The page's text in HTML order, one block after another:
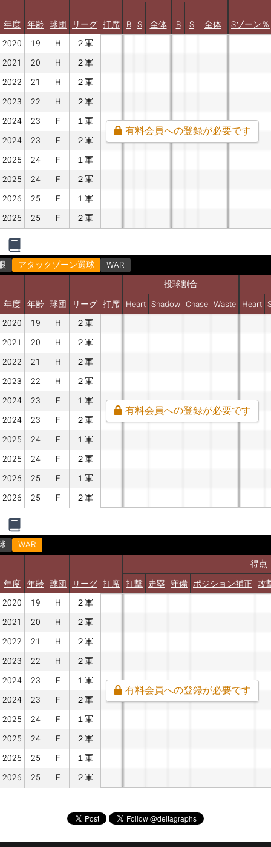
年度 年齢 球団 リーグ 打席 B S 全体 B S 全体
Sゾーン％
2020
19 H
２軍
2021
20 H
２軍
2022
21 H
２軍
2023
22 H
２軍
2024
23 F
１軍
2024
23 F
２軍
2025
24 F
１軍
2025
24 F
２軍
2026
25 F
１軍
2026
25 F ２軍
有料会員への登録が必要です
アタックゾーン選球
WAR
投球割合
年度 年齢 球団 リーグ 打席 Heart Shadow Chase Waste Heart
2020
19 H
２軍
2021
20 H
２軍
2022
21 H
２軍
2023
22 H
２軍
2024
23 F
１軍
2024
23 F
２軍
2025
24 F
１軍
2025
24 F
２軍
2026
25 F
１軍
2026
25 F ２軍
有料会員への登録が必要です
WAR
得点
年度 年齢 球団 リーグ 打席 打撃 走塁 守備 ポジション補正 攻
2020
19 H
２軍
2021
20 H
２軍
2022
21 H
２軍
2023
22 H
２軍
2024
23 F
１軍
2024
23 F
２軍
2025
24 F
１軍
2025
24 F
２軍
2026
25 F
１軍
2026
25 F ２軍
有料会員への登録が必要です